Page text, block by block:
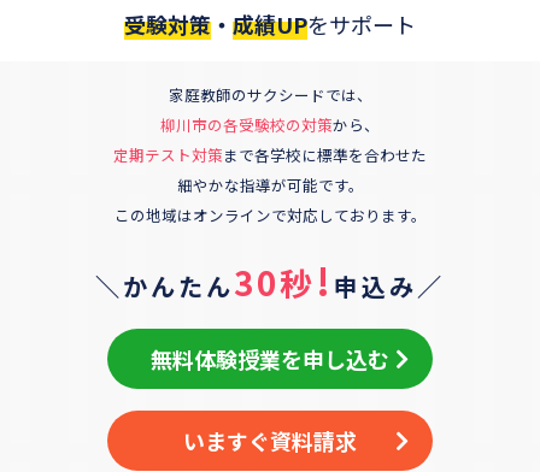
受験対策 ・ 成績UPをサポート
家庭教師のサクシードでは、
柳川市の各受験校の対策から、
定期テスト対策まで各学校に標準を合わせた
細やかな指導が可能です。
この地域はオンラインで対応しております。
＼かんたん30秒! 申込み／
無料体験授業を申し込む
いますぐ資料請求